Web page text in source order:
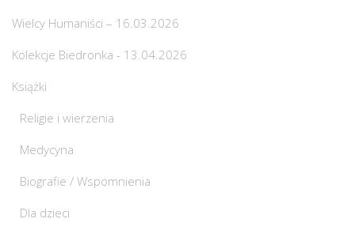
Wielcy Humaniści – 16.03.2026
Kolekcje Biedronka - 13.04.2026
Książki
Religie i wierzenia
Medycyna
Biografie / Wspomnienia
Dla dzieci